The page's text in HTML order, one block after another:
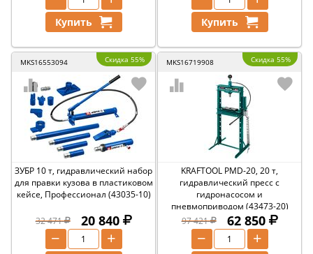
Купить Купить
MKS16553094 Скидка 55%
ЗУБР 10 т, гидравлический набор
для правки кузова в пластиковом
кейсе, Профессионал (43035-10)
32 471 20 840
+
−
MKS16719908 Скидка 55%
KRAFTOOL PMD-20, 20 т,
гидравлический пресс с
гидронасосом и
пневмоприводом (43473-20)
97 421
62 850
+
−